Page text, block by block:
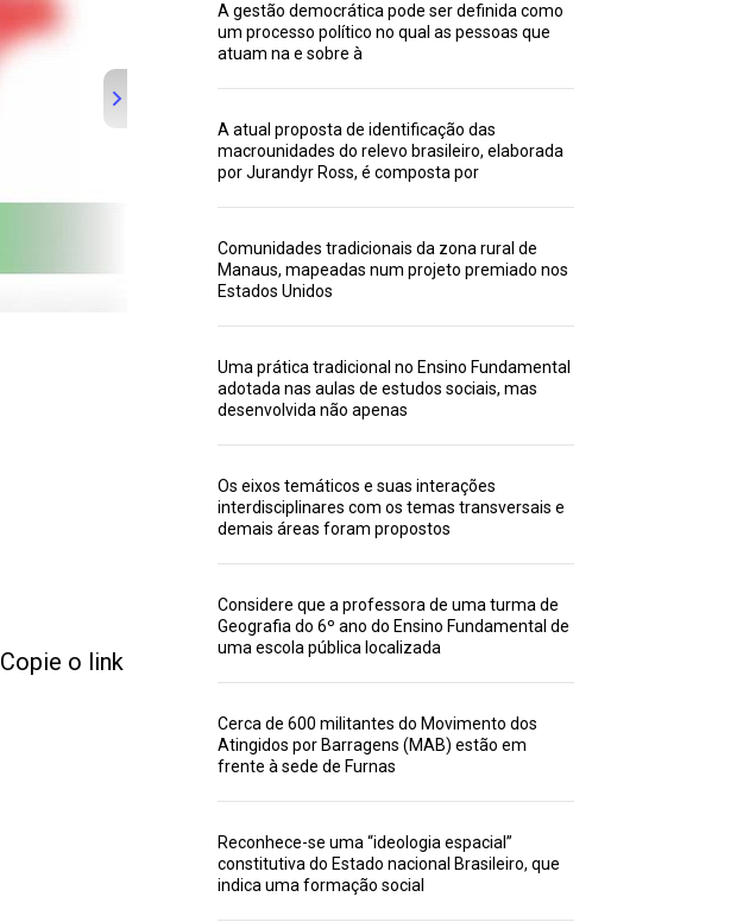
Copie o link
A gestão democrática pode ser definida como
um processo político no qual as pessoas que
atuam na e sobre à
A atual proposta de identificação das
macrounidades do relevo brasileiro, elaborada
por Jurandyr Ross, é composta por
Comunidades tradicionais da zona rural de
Manaus, mapeadas num projeto premiado nos
Estados Unidos
Uma prática tradicional no Ensino Fundamental
adotada nas aulas de estudos sociais, mas
desenvolvida não apenas
Os eixos temáticos e suas interações
interdisciplinares com os temas transversais e
demais áreas foram propostos
Considere que a professora de uma turma de
Geografia do 6º ano do Ensino Fundamental de
uma escola pública localizada
Cerca de 600 militantes do Movimento dos
Atingidos por Barragens (MAB) estão em
frente à sede de Furnas
Reconhece-se uma “ideologia espacial”
constitutiva do Estado nacional Brasileiro, que
indica uma formação social